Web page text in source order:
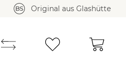
Original aus Glashütte